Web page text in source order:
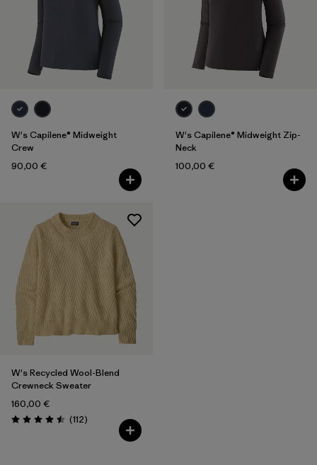
W's Capilene® Midweight
Crew
90,00 €
W's Capilene® Midweight Zip-
Neck
100,00 €
W's Recycled Wool-Blend
Crewneck Sweater
160,00 €
Évaluation: 4.5 / 5
(112Avis
)